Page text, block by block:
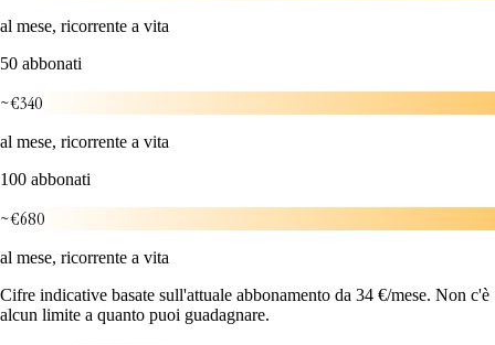
al mese, ricorrente a vita
50 abbonati
~€340
al mese, ricorrente a vita
100 abbonati
~€680
al mese, ricorrente a vita
Cifre indicative basate sull'attuale abbonamento da 34 €/mese. Non c'è
alcun limite a quanto puoi guadagnare.